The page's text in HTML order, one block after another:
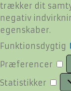
trækker dit
negativ
egenskaber.
Funktionsdygtig
Præferencer
Statistikker